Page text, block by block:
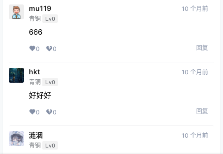
mu119
青铜 Lv0
10 个月前
666
0 0 回复
hkt
青铜 Lv0
10 个月前
好好好
0 0 回复
涟洇
青铜 Lv0
10 个月前